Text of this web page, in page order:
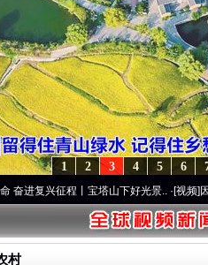
6
5
4
3
2
1
丨宝塔山下好光景..·[视频]因党而生 为党
村